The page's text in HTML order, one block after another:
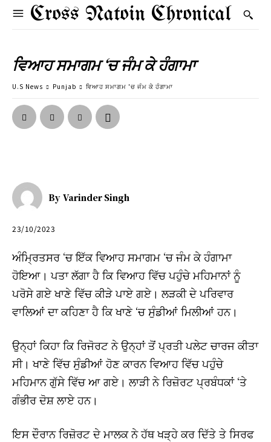
Cross Natoin Chronical
ਵਿਆਹ ਸਮਾਗਮ ‘ਚ ਜੰਮ ਕੇ ਹੰਗਾਮਾ
U.S News Punjab ਵਿਆਹ ਸਮਾਗਮ 'ਚ ਜੰਮ ਕੇ ਹੰਗਾਮਾ
By Varinder Singh
23/10/2023
ਅੰਮ੍ਰਿਤਸਰ ‘ਚ ਇੱਕ ਵਿਆਹ ਸਮਾਗਮ ‘ਚ ਜੰਮ ਕੇ ਹੰਗਾਮਾ
ਹੋਇਆ। ਪਤਾ ਲੱਗਾ ਹੈ ਕਿ ਵਿਆਹ ਵਿੱਚ ਪਹੁੰਚੇ ਮਹਿਮਾਨਾਂ ਨੂੰ
ਪਰੋਸੇ ਗਏ ਖਾਣੇ ਵਿੱਚ ਕੀੜੇ ਪਾਏ ਗਏ। ਲੜਕੀ ਦੇ ਪਰਿਵਾਰ
ਵਾਲਿਆਂ ਦਾ ਕਹਿਣਾ ਹੈ ਕਿ ਖਾਣੇ ‘ਚ ਸੁੰਡੀਆਂ ਮਿਲੀਆਂ ਹਨ।
ਉਨ੍ਹਾਂ ਕਿਹਾ ਕਿ ਰਿਜੋਰਟ ਨੇ ਉਨ੍ਹਾਂ ਤੋਂ ਪ੍ਰਤੀ ਪਲੇਟ ਚਾਰਜ ਕੀਤਾ
ਸੀ। ਖਾਣੇ ਵਿੱਚ ਸੁੰਡੀਆਂ ਹੋਣ ਕਾਰਨ ਵਿਆਹ ਵਿੱਚ ਪਹੁੰਚੇ
ਮਹਿਮਾਨ ਗੁੱਸੇ ਵਿੱਚ ਆ ਗਏ। ਲਾੜੀ ਨੇ ਰਿਜ਼ੋਰਟ ਪ੍ਰਬੰਧਕਾਂ ‘ਤੇ
ਗੰਭੀਰ ਦੋਸ਼ ਲਾਏ ਹਨ।
ਇਸ ਦੌਰਾਨ ਰਿਜ਼ੋਰਟ ਦੇ ਮਾਲਕ ਨੇ ਹੱਥ ਖੜ੍ਹੇ ਕਰ ਦਿੱਤੇ ਤੇ ਸਿਰਫ